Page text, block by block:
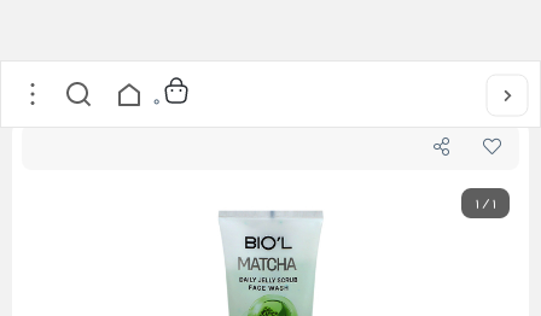
خانه ژل شستشو و اسکراب حاوی عصاره ماچا بیول
0
1/1